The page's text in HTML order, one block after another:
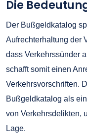
Die
Der Bußgeldkatalog
Aufrechterhaltung der
dass Verkehrssünder
schafft somit einen
Verkehrsvorschriften.
Bußgeldkatalog als
von Verkehrsdelikten,
Lage.